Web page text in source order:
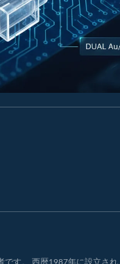
す。 西暦1987年に設立さ